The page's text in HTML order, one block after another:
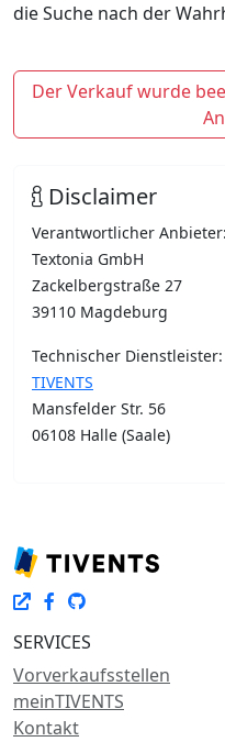
die Suche nach der
Der Verkauf wurde
Disclaimer
Verantwortlicher Anbieter:
Textonia GmbH
Zackelbergstraße 27
39110 Magdeburg
Technischer Dienstleister:
TIVENTS
Mansfelder Str. 56
06108 Halle (Saale)
SERVICES
Vorverkaufsstellen
meinTIVENTS
Kontakt